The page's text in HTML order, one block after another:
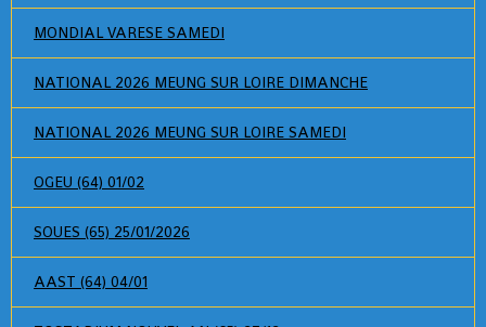
MONDIAL VARESE SAMEDI
NATIONAL 2026 MEUNG SUR LOIRE DIMANCHE
NATIONAL 2026 MEUNG SUR LOIRE SAMEDI
OGEU (64) 01/02
SOUES (65) 25/01/2026
AAST (64) 04/01